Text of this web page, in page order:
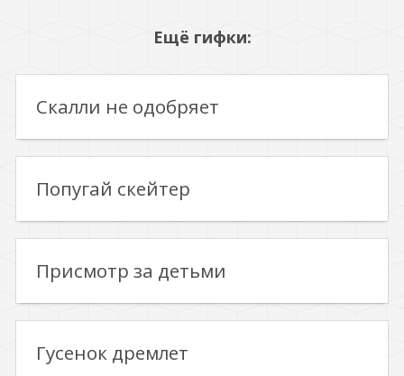
Ещё гифки:
Скалли не одобряет
Попугай скейтер
Присмотр за детьми
Гусенок дремлет